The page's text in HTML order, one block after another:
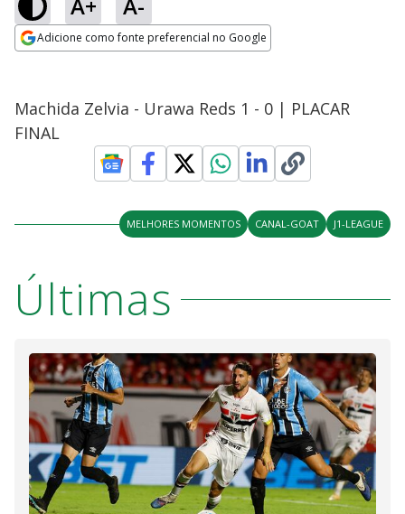
Adicione como fonte preferencial no Google
Machida Zelvia - Urawa Reds 1 - 0 | PLACAR
FINAL
MELHORES MOMENTOS CANAL-GOAT J1-LEAGUE
Últimas